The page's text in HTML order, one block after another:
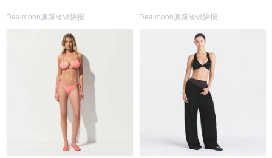
Dealmoon澳新省钱快报 Dealmoon澳新省钱快报